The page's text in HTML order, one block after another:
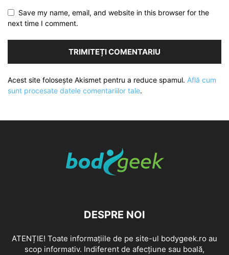
Save my name, email, and website in this browser for the
next time I comment.
Acest site folosește Akismet pentru a reduce spamul. Află cum
sunt procesate datele comentariilor tale.
DESPRE NOI
ATENȚIE! Toate informațiile de pe site-ul bodygeek.ro au
scop informativ. Indiferent de afecțiune sau boală,